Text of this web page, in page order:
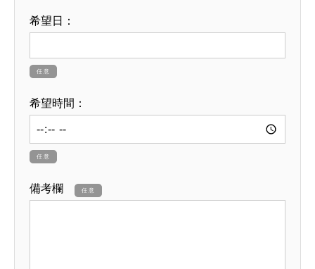
希望日：
任意
希望時間：
任意
備考欄 任意